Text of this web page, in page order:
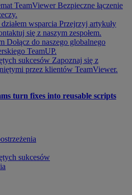
TeamViewer Bezpieczne łączenie
wsparcia Przejrzyj artykuły
się z naszym zespołem.
Dołącz do naszego globalnego
TeamUP.
sukcesów Zapoznaj się z
przez klientów TeamViewer.
turn fixes into reusable scripts
sukcesów